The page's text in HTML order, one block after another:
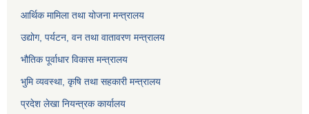
आर्थिक मामिला तथा योजना मन्त्रालय
उद्योग, पर्यटन, वन तथा वातावरण मन्त्रालय
भौतिक पूर्वाधार विकास मन्त्रालय
भुमि व्यवस्था, कृषि तथा सहकारी मन्त्रालय
प्रदेश लेखा नियन्त्रक कार्यालय